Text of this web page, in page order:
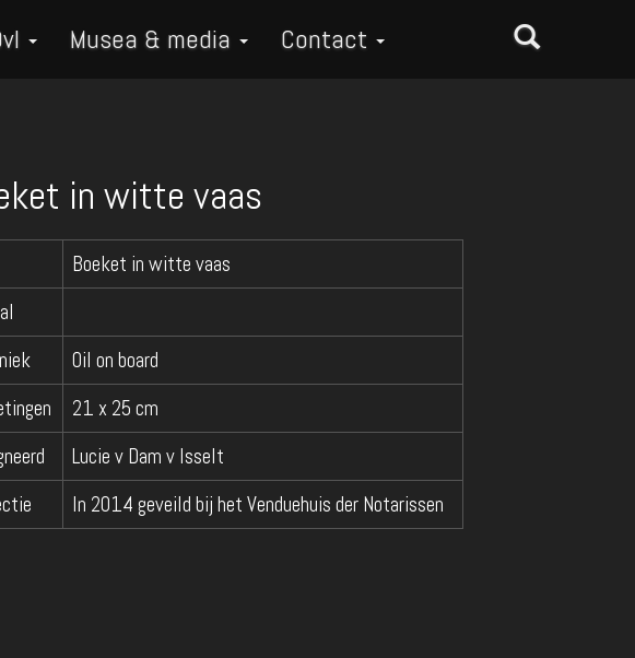
Musea & media Contact
in witte vaas
Boeket in witte vaas
Oil on board
21 x 25 cm
Lucie v Dam v Isselt
In 2014 geveild bij het Venduehuis der Notarissen